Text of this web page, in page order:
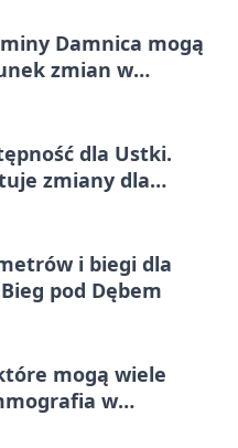
Damnica mogą
zmian w
dla Ustki.
zmiany dla
i biegi dla
pod Dębem
mogą wiele
w